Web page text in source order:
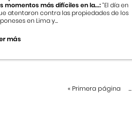
momentos más difíciles en la...:“El día en
atentaron contra las propiedades de los
en Lima y...
más
« Primera página ...